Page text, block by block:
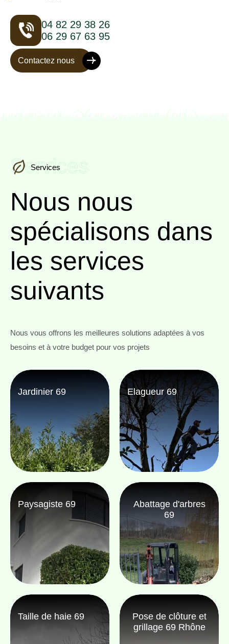
04 82 29 38 26
06 29 67 63 95
Contactez nous
Services
Services
Nous nous
spécialisons dans
les services
suivants
Nous vous offrons les meilleures solutions adaptées à vos
besoins et à votre budget pour vos projets
Jardinier 69 Elagueur 69
Paysagiste 69
Abattage d'arbres
69
Taille de haie 69
Pose de clôture et
grillage 69 Rhône